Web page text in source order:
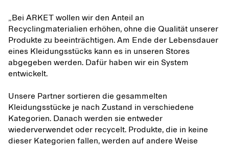
„Bei ARKET wollen wir den Anteil an
Recyclingmaterialien erhöhen, ohne die Qualität unserer
Produkte zu beeinträchtigen. Am Ende der Lebensdauer
eines Kleidungsstücks kann es in unseren Stores
abgegeben werden. Dafür haben wir ein System
entwickelt.
Unsere Partner sortieren die gesammelten
Kleidungsstücke je nach Zustand in verschiedene
Kategorien. Danach werden sie entweder
wiederverwendet oder recycelt. Produkte, die in keine
dieser Kategorien fallen, werden auf andere Weise